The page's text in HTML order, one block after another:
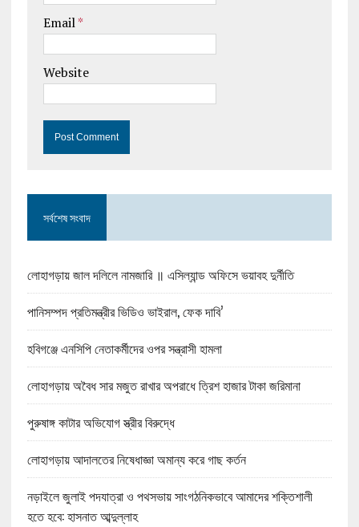
Email*
Website
সর্বশেষ সংবাদ
লোহাগড়ায় জাল দলিলে নামজারি ॥ এসিল্যান্ড অফিসে ভয়াবহ দুর্নীতি
পানিসম্পদ প্রতিমন্ত্রীর ভিডিও ভাইরাল, ফেক দাবি’
হবিগঞ্জে এনসিপি নেতাকর্মীদের ওপর সন্ত্রাসী হামলা
লোহাগড়ায় অবৈধ সার মজুত রাখার অপরাধে ত্রিশ হাজার টাকা জরিমানা
পুরুষাঙ্গ কাটার অভিযোগ স্ত্রীর বিরুদ্ধে
লোহাগড়ায় আদালতের নিষেধাজ্ঞা অমান্য করে গাছ কর্তন
নড়াইলে জুলাই পদযাত্রা ও পথসভায় সাংগঠনিকভাবে আমাদের শক্তিশালী
হতে হবে: হাসনাত আব্দুল্লাহ